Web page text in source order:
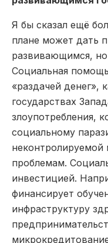
Я бы сказал ещё
плане может дать
развивающимся,
Социальная
«раздачей денег»,
государствах
злоупотребления,
социальному
неконтролируемой
проблемам.
инвестицией.
финансирует
инфраструктуру